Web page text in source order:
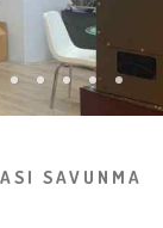
SAVUNMA